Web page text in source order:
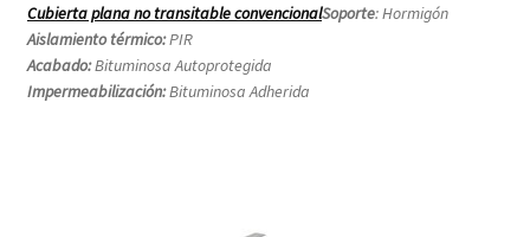
Cubierta plana no transitable convencionalSoporte: Hormigón
Aislamiento térmico:PIR
Acabado:Bituminosa Autoprotegida
Impermeabilización:Bituminosa Adherida